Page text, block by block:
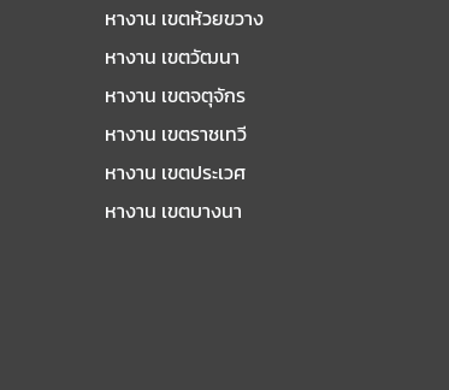
หางาน เขตห้วยขวาง
หางาน เขตวัฒนา
หางาน เขตจตุจักร
หางาน เขตราชเทวี
หางาน เขตประเวศ
หางาน เขตบางนา